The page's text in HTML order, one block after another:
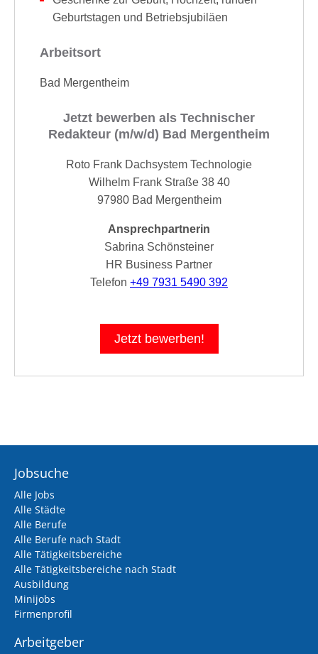
Jobsuche
Alle Jobs
Alle Städte
Alle Berufe
Alle Berufe nach Stadt
Alle Tätigkeitsbereiche
Alle Tätigkeitsbereiche nach Stadt
Ausbildung
Minijobs
Firmenprofil
Arbeitgeber